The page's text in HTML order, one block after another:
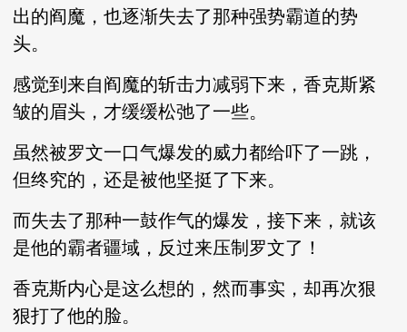
出的阎魔，也逐渐失去了那种强势霸道的势
头。
感觉到来自阎魔的斩击力减弱下来，香克斯紧
皱的眉头，才缓缓松弛了一些。
虽然被罗文一口气爆发的威力都给吓了一跳，
但终究的，还是被他坚挺了下来。
而失去了那种一鼓作气的爆发，接下来，就该
是他的霸者疆域，反过来压制罗文了！
香克斯内心是这么想的，然而事实，却再次狠
狠打了他的脸。